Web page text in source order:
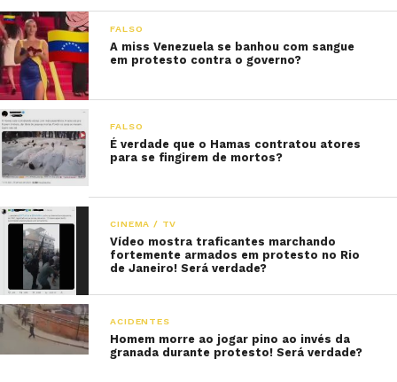
FALSO
A miss Venezuela se banhou com sangue
em protesto contra o governo?
FALSO
É verdade que o Hamas contratou atores
para se fingirem de mortos?
CINEMA / TV
Vídeo mostra traficantes marchando
fortemente armados em protesto no Rio
de Janeiro! Será verdade?
ACIDENTES
Homem morre ao jogar pino ao invés da
granada durante protesto! Será verdade?